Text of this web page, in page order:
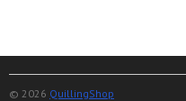
© 2026 QuillingShop